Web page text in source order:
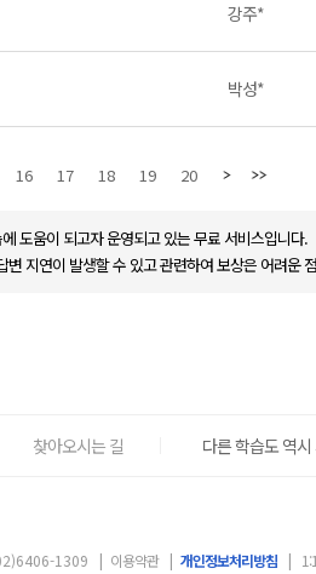
강주*
박성*
16 17 18 19 20
도움이 되고자 운영되고 있는 무료 서비스입니다.
지연이 발생할 수 있고 관련하여 보상은 어려운
찾아오시는 길 다른 학습도 역
1309 | 이용약관 | 개인정보처리방침 |